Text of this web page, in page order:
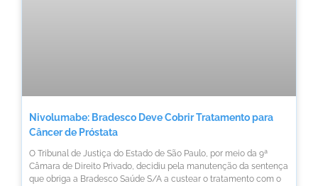
Nivolumabe: Bradesco Deve Cobrir Tratamento para
Câncer de Próstata
O Tribunal de Justiça do Estado de São Paulo, por meio da 9ª
Câmara de Direito Privado, decidiu pela manutenção da sentença
que obriga a Bradesco Saúde S/A a custear o tratamento com o